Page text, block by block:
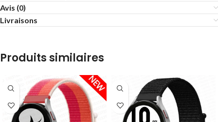
Avis (0)
Livraisons
Produits similaires